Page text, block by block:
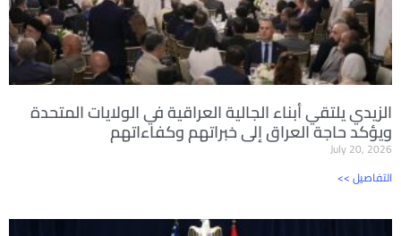
الزيدي يلتقي أبناء الجالية العراقية في الولايات المتحدة
ويؤكد حاجة العراق إلى خبراتهم وكفاءاتهم
July 20, 2026
<< التفاصيل